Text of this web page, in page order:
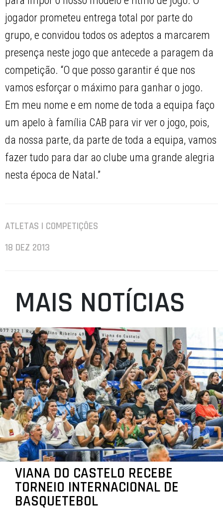
jogador prometeu entrega total por parte do
grupo, e convidou todos os adeptos a marcarem
presença neste jogo que antecede a paragem da
competição. “O que posso garantir é que nos
vamos esforçar o máximo para ganhar o jogo.
Em meu nome e em nome de toda a equipa faço
um apelo à família CAB para vir ver o jogo, pois,
da nossa parte, da parte de toda a equipa, vamos
fazer tudo para dar ao clube uma grande alegria
nesta época de Natal.”
ATLETAS | COMPETIÇÕES
18 DEZ 2013
MAIS NOTÍCIAS
VIANA DO CASTELO RECEBE
TORNEIO INTERNACIONAL DE
BASQUETEBOL